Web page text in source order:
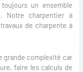
un ensemble
Notre charpentier à
de charpente à
grande complexité car
faire les calculs de